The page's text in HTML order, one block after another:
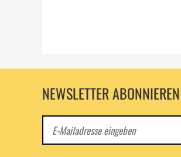
NEWSLETTER ABONNIEREN
Mail